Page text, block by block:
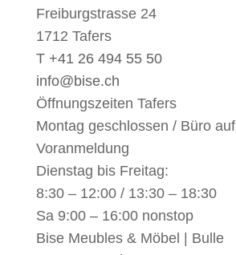
Freiburgstrasse 24
1712 Tafers
T +41 26 494 55 50
info@bise.ch
Öffnungszeiten Tafers
Montag geschlossen / Büro auf
Voranmeldung
Dienstag bis Freitag:
8:30 – 12:00 / 13:30 – 18:30
Sa 9:00 – 16:00 nonstop
Bise Meubles & Möbel | Bulle